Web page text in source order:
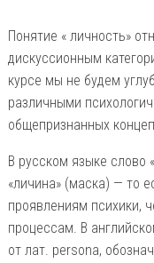
Понятие « личность»
дискуссионным
курсе мы не будем
различными
общепризнанных
В русском языке слово
«личина» (маска) — то
проявлениям психики,
процессам. В
от лат. persona,